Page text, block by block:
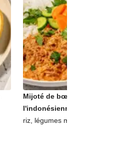
Mijoté de bœuf au lait de
l'indonésienne
riz, légumes marinés et